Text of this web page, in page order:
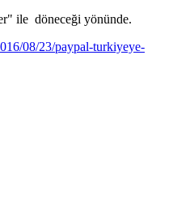
ile döneceği yönünde.
08/23/paypal-turkiyeye-